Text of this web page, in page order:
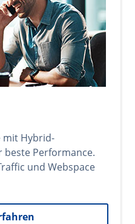
mit Hybrid-
beste Performance.
und Webspace